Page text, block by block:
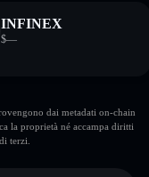
INFINEX
$—
dai metadati on-chain
la proprietà né accampa diritti
terzi.